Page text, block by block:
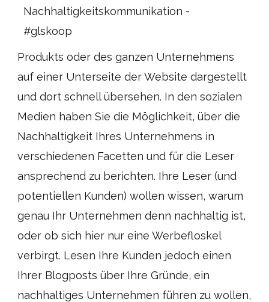
Produkts oder des ganzen Unternehmens
auf einer Unterseite der Website dargestellt
und dort schnell übersehen. In den sozialen
Medien haben Sie die Möglichkeit, über die
Nachhaltigkeit Ihres Unternehmens in
verschiedenen Facetten und für die Leser
ansprechend zu berichten. Ihre Leser (und
potentiellen Kunden) wollen wissen, warum
genau Ihr Unternehmen denn nachhaltig ist,
oder ob sich hier nur eine Werbefloskel
verbirgt. Lesen Ihre Kunden jedoch einen
Ihrer Blogposts über Ihre Gründe, ein
nachhaltiges Unternehmen führen zu wollen,